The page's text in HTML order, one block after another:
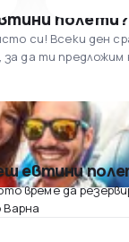
полети?
си! Всеки ден
да ти предложим
евтини
време да